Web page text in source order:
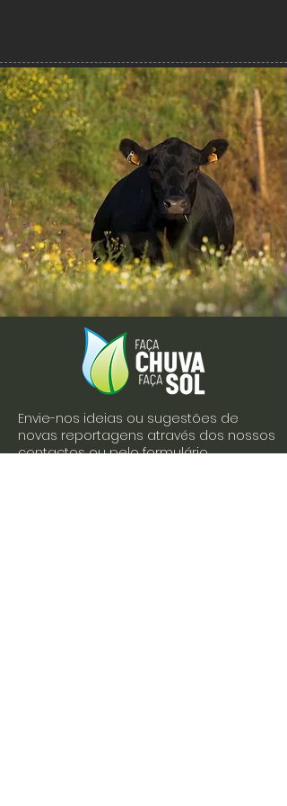
Envie-nos ideias ou sugestões de
novas reportagens através dos nossos
contactos ou pelo formulário.